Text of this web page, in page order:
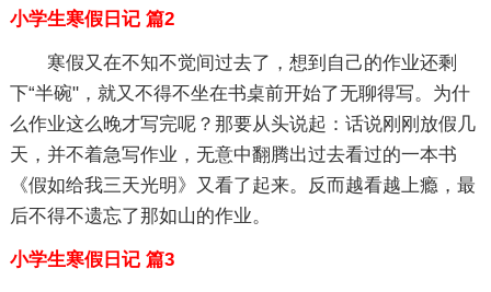
小学生寒假日记 篇2
寒假又在不知不觉间过去了，想到自己的作业还剩
下“半碗"，就又不得不坐在书桌前开始了无聊得写。为什
么作业这么晚才写完呢？那要从头说起：话说刚刚放假几
天，并不着急写作业，无意中翻腾出过去看过的一本书
《假如给我三天光明》又看了起来。反而越看越上瘾，最
后不得不遗忘了那如山的作业。
小学生寒假日记 篇3